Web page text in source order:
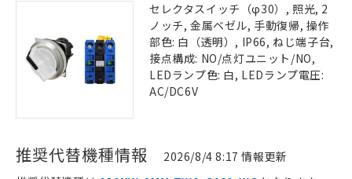
セレクタスイッチ（φ30）, 照光, 2
ノッチ, 金属ベゼル, 手動復帰, 操作
部色: 白（透明）, IP66, ねじ端子台,
接点構成: NO/点灯ユニット/NO,
LEDランプ色: 白, LEDランプ電圧:
AC/DC6V
推奨代替機種情報 2026/8/4 8:17 情報更新